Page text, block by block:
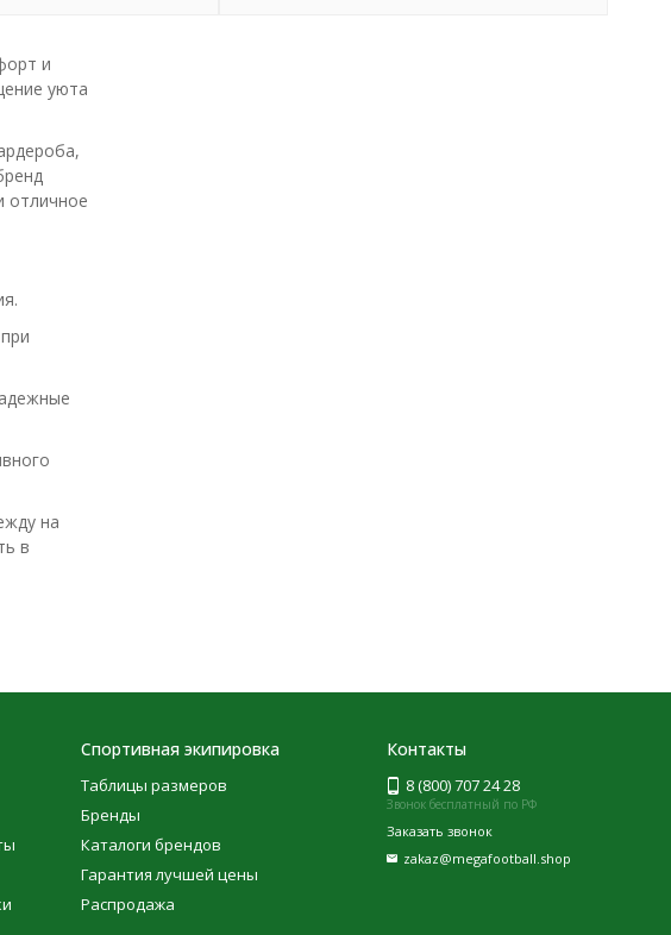
и
уюта
отличное
на
в
Спортивная экипировка
Таблицы размеров
Бренды
Каталоги брендов
Гарантия лучшей цены
Распродажа
Контакты
8 (800) 707 24 28
Звонок бесплатный по РФ
Заказать звонок
zakaz@megafootball.shop